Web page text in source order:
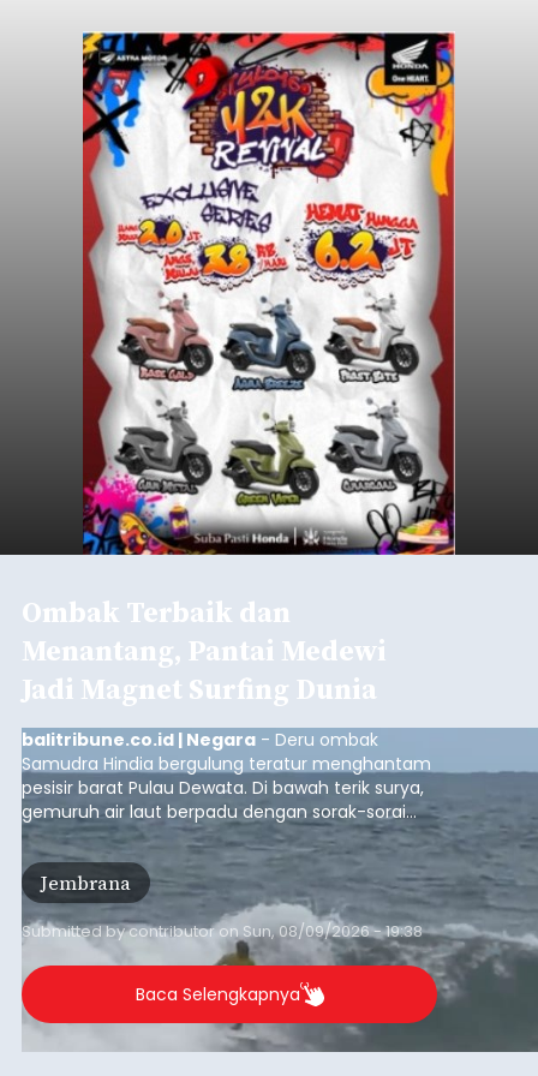
Ombak Terbaik dan
Menantang, Pantai Medewi
Jadi Magnet Surfing Dunia
balitribune.co.id | Negara - Deru ombak
Samudra Hindia bergulung teratur menghantam
pesisir barat Pulau Dewata. Di bawah terik surya,
gemuruh air laut berpadu dengan sorak-sorai
penonton yang memadati Pantai Medewi,
Kecamatan Pekutatan pada Minggu (9/8/2026).
Ratusan peselancar dari berbagai penjuru
nusantara berkompetisi menaklukan ombak
terbaik dan menantang.
Jembrana
Submitted bycontributoron Sun, 08/09/2026 - 19:38
Baca Selengkapnya